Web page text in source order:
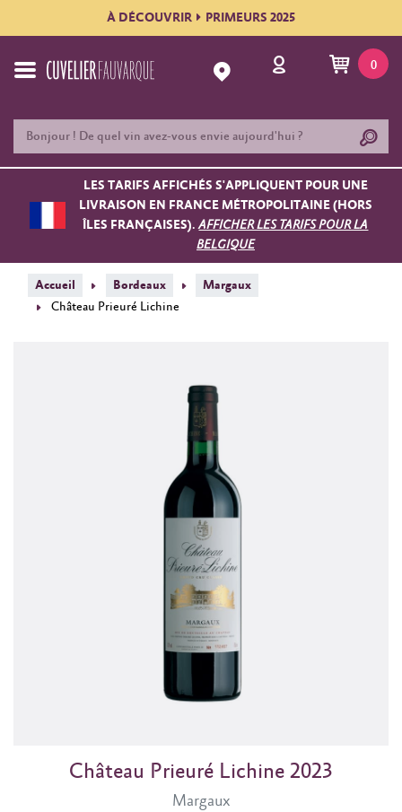
À DÉCOUVRIR PRIMEURS 2025
0
LES TARIFS AFFICHÉS S'APPLIQUENT POUR UNE
LIVRAISON EN FRANCE MÉTROPOLITAINE (HORS
ÎLES FRANÇAISES).AFFICHER LES TARIFS POUR LA
BELGIQUE
Accueil Bordeaux
Margaux
Château Prieuré Lichine
Margaux
Château Prieuré Lichine 2023